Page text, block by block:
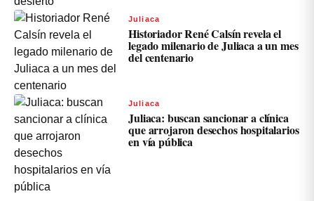
Juliaca
Historiador René Calsín revela el
legado milenario de Juliaca a un mes
del centenario
Juliaca
Juliaca: buscan sancionar a clínica
que arrojaron desechos hospitalarios
en vía pública